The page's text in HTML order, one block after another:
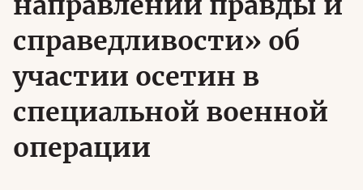
справедливости» об
участии осетин в
специальной военной
операции
Региональные меры поддержки